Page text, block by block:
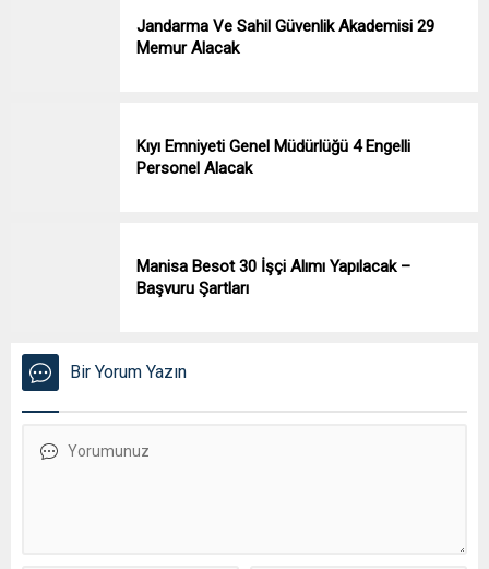
Jandarma Ve Sahil Güvenlik Akademisi 29
Memur Alacak
Kıyı Emniyeti Genel Müdürlüğü 4 Engelli
Personel Alacak
Manisa Besot 30 İşçi Alımı Yapılacak –
Başvuru Şartları
Bir Yorum Yazın